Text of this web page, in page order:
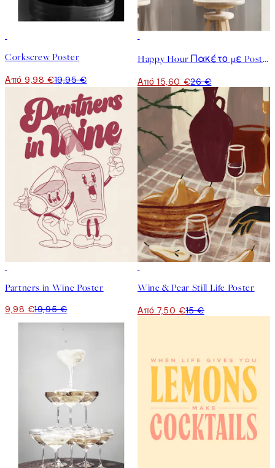
Corkscrew Poster
Από 9,98 €19,95 €
Happy Hour Πακέτο με Poster
Από 15,60 €26 €
Partners in Wine Poster
9,98 €19,95 €
Wine & Pear Still Life Poster
Από 7,50 €15 €